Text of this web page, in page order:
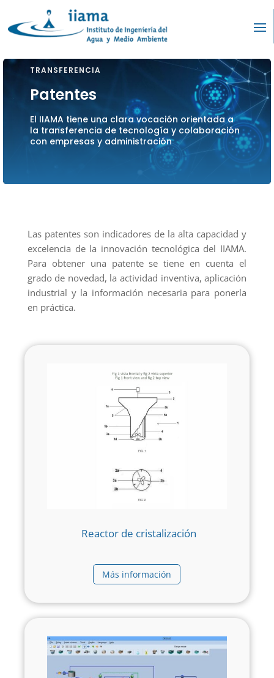
TRANSFERENCIA
Patentes
El IIAMA tiene una clara vocación orientada a
la transferencia de tecnología y colaboración
con empresas y administración
Las patentes son indicadores de la alta capacidad y
excelencia de la innovación tecnológica del IIAMA.
Para obtener una patente se tiene en cuenta el
grado de novedad, la actividad inventiva, aplicación
industrial y la información necesaria para ponerla
en práctica.
Reactor de cristalización
Más información